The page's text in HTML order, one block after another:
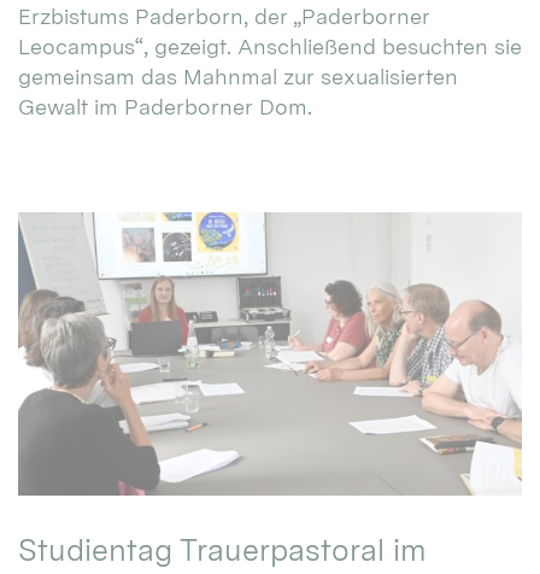
Erzbistums Paderborn, der „Paderborner
Leocampus“, gezeigt. Anschließend besuchten sie
gemeinsam das Mahnmal zur sexualisierten
Gewalt im Paderborner Dom.
Studientag Trauerpastoral im